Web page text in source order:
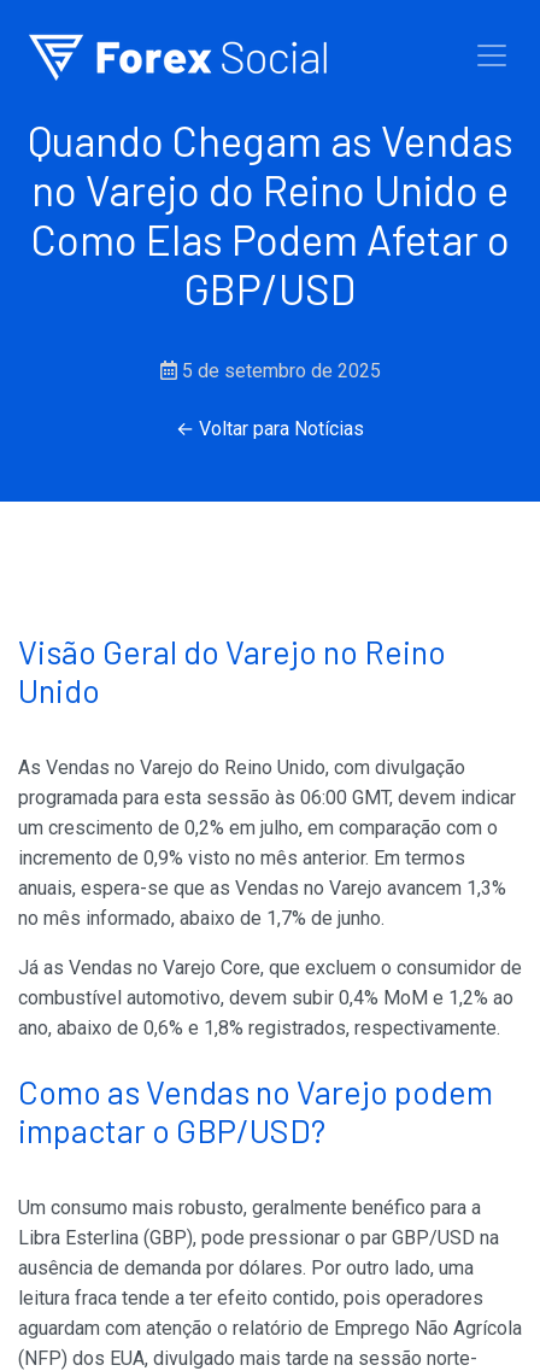
Quando Chegam as Vendas
no Varejo do Reino Unido e
Como Elas Podem Afetar o
GBP/USD
5 de setembro de 2025
← Voltar para Notícias
Visão Geral do Varejo no Reino
Unido
As Vendas no Varejo do Reino Unido, com divulgação
programada para esta sessão às 06:00 GMT, devem indicar
um crescimento de 0,2% em julho, em comparação com o
incremento de 0,9% visto no mês anterior. Em termos
anuais, espera-se que as Vendas no Varejo avancem 1,3%
no mês informado, abaixo de 1,7% de junho.
Já as Vendas no Varejo Core, que excluem o consumidor de
combustível automotivo, devem subir 0,4% MoM e 1,2% ao
ano, abaixo de 0,6% e 1,8% registrados, respectivamente.
Como as Vendas no Varejo podem
impactar o GBP/USD?
Um consumo mais robusto, geralmente benéfico para a
Libra Esterlina (GBP), pode pressionar o par GBP/USD na
ausência de demanda por dólares. Por outro lado, uma
leitura fraca tende a ter efeito contido, pois operadores
aguardam com atenção o relatório de Emprego Não Agrícola
(NFP) dos EUA, divulgado mais tarde na sessão norte-